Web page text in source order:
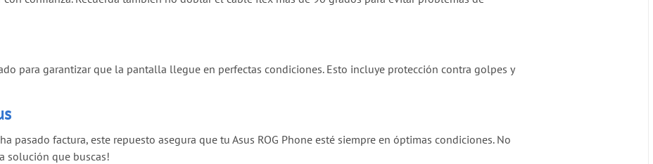
para garantizar que la pantalla llegue en perfectas condiciones. Esto incluye protección contra golpes y
pasado factura, este repuesto asegura que tu Asus ROG Phone esté siempre en óptimas condiciones. No
solución que buscas!